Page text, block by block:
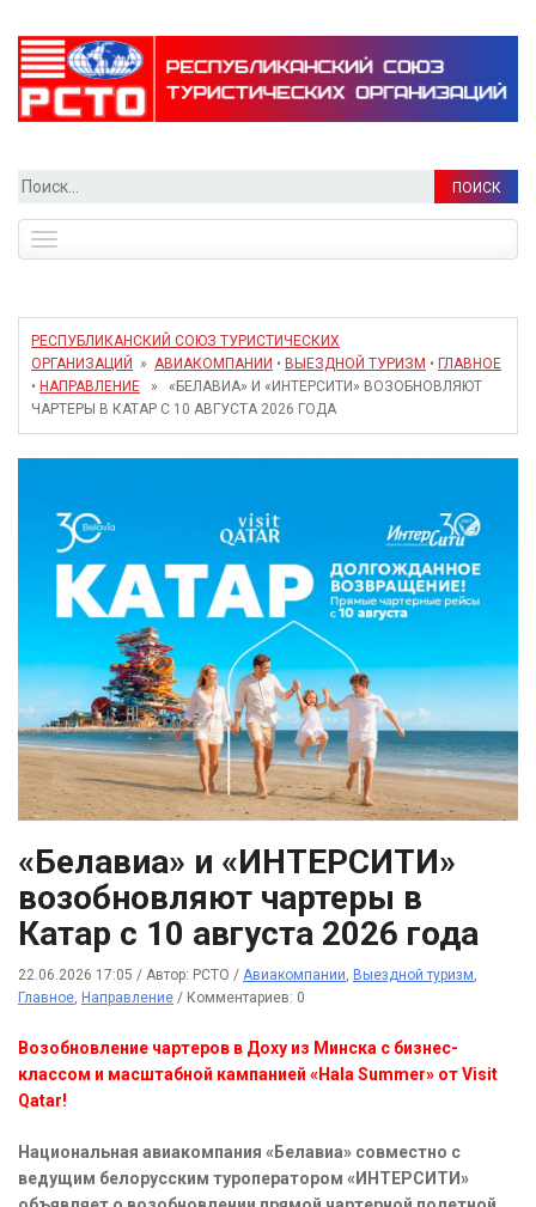
Найти:
navigation
РЕСПУБЛИКАНСКИЙ СОЮЗ ТУРИСТИЧЕСКИХ
ОРГАНИЗАЦИЙ
» АВИАКОМПАНИИ • ВЫЕЗДНОЙ ТУРИЗМ • ГЛАВНОЕ
• НАПРАВЛЕНИЕ » «БЕЛАВИА» И «ИНТЕРСИТИ» ВОЗОБНОВЛЯЮТ
ЧАРТЕРЫ В КАТАР С 10 АВГУСТА 2026 ГОДА
«Белавиа» и «ИНТЕРСИТИ»
возобновляют чартеры в
Катар с 10 августа 2026 года
22.06.2026 17:05 / Автор: РСТО / Авиакомпании, Выездной туризм,
Главное, Направление / Комментариев: 0
Возобновление чартеров в Доху из Минска с бизнес-
классом и масштабной кампанией «Hala Summer» от Visit
Qatar!
Национальная авиакомпания «Белавиа» совместно с
ведущим белорусским туроператором «ИНТЕРСИТИ»